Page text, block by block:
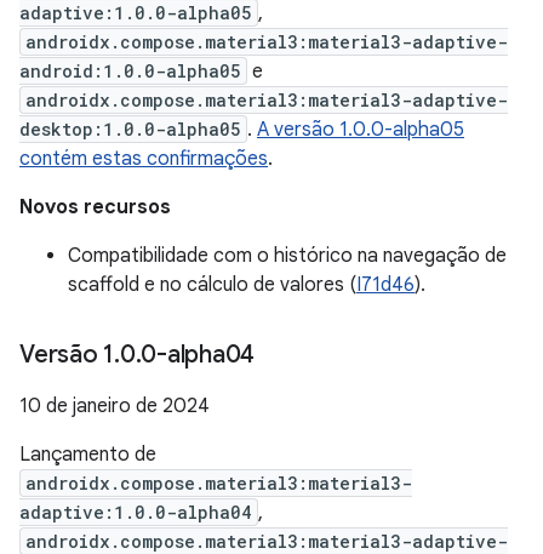
adaptive:1.0.0-alpha05 ,
androidx.compose.material3:material3-adaptive-
android:1.0.0-alpha05 e
androidx.compose.material3:material3-adaptive-
desktop:1.0.0-alpha05 . A versão 1.0.0-alpha05
contém estas confirmações.
Novos recursos
Compatibilidade com o histórico na navegação de
scaffold e no cálculo de valores (I71d46).
Versão 1.0.0-alpha04
10 de janeiro de 2024
Lançamento de
androidx.compose.material3:material3-
adaptive:1.0.0-alpha04 ,
androidx.compose.material3:material3-adaptive-